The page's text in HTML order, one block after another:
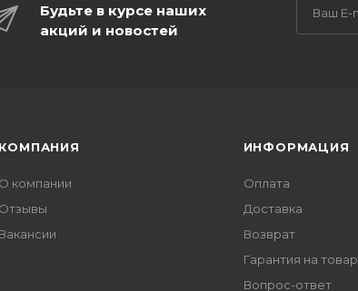
Будьте в курсе наших
акций и новостей
КОМПАНИЯ
О компании
Отзывы
Вакансии
ИНФОРМАЦИЯ
Оплата
Доставка
Возврат
Гарантия на товар
Вопрос-ответ